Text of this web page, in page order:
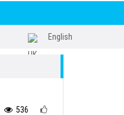
English
536